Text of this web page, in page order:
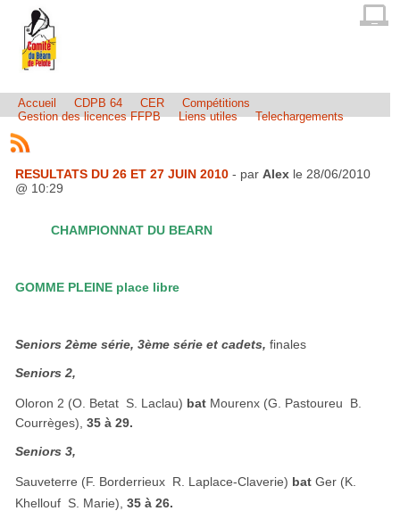
Accueil CDPB 64 CER
Compétitions
Gestion des licences FFPB
Liens utiles Telechargements
RESULTATS DU 26 ET 27 JUIN 2010 - parAlex le 28/06/2010
@ 10:29
CHAMPIONNAT DU BEARN
GOMME PLEINE place libre
Seniors 2ème série, 3ème série et cadets, finales
Seniors 2,
Oloron 2 (O. Betat  S. Laclau) bat Mourenx (G. Pastoureu  B.
Courrèges), 35 à 29.
Seniors 3,
Sauveterre (F. Borderrieux  R. Laplace-Claverie) batGer (K.
Khellouf  S. Marie),35 à 26.